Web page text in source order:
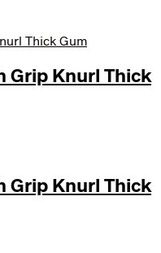
Grip Knurl Thick
Grip Knurl Thick